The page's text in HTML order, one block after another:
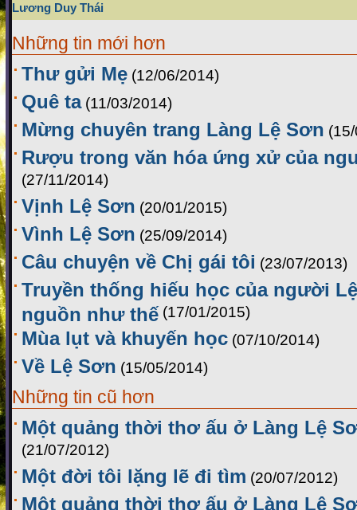
Lương Duy Thái
Những tin mới hơn
Thư gửi Mẹ (12/06/2014)
Quê ta (11/03/2014)
Mừng chuyên trang Làng Lệ Sơn
Rượu trong văn hóa ứng xử của
(27/11/2014)
Vịnh Lệ Sơn (20/01/2015)
Vình Lệ Sơn (25/09/2014)
Câu chuyện về Chị gái tôi (23/07/2013)
Truyền thống hiếu học của người
nguồn như thế (17/01/2015)
Mùa lụt và khuyến học (07/10/2014)
Về Lệ Sơn (15/05/2014)
Những tin cũ hơn
Một quảng thời thơ ấu ở Làng Lệ
(21/07/2012)
Một đời tôi lặng lẽ đi tìm (20/07/2012)
Một quảng thời thơ ấu ở Làng Lệ